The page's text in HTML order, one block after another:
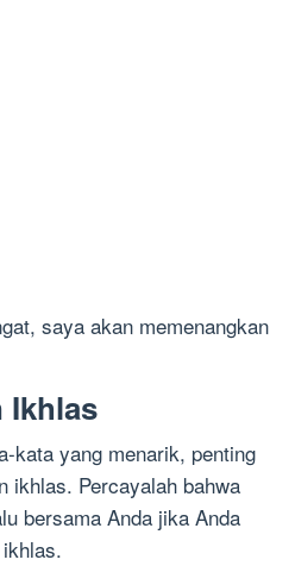
saya akan memenangkan
Ikhlas
kata yang menarik, penting
ikhlas. Percayalah bahwa
bersama Anda jika Anda